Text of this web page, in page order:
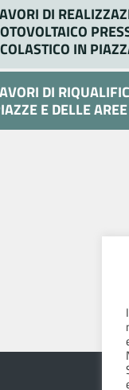
DI
IN
DI
E DELLE